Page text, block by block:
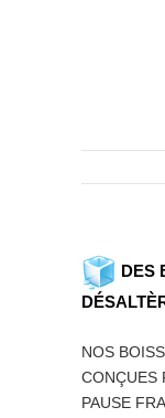
DES
NOS
CONÇUES
PAUSE